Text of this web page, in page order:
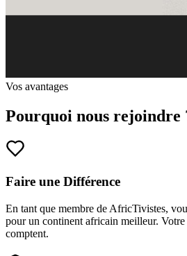
Vos avantages
Pourquoi nous rejoindre
Faire une Différence
En tant que membre de AfricTivistes,
pour un continent africain meilleur.
comptent.